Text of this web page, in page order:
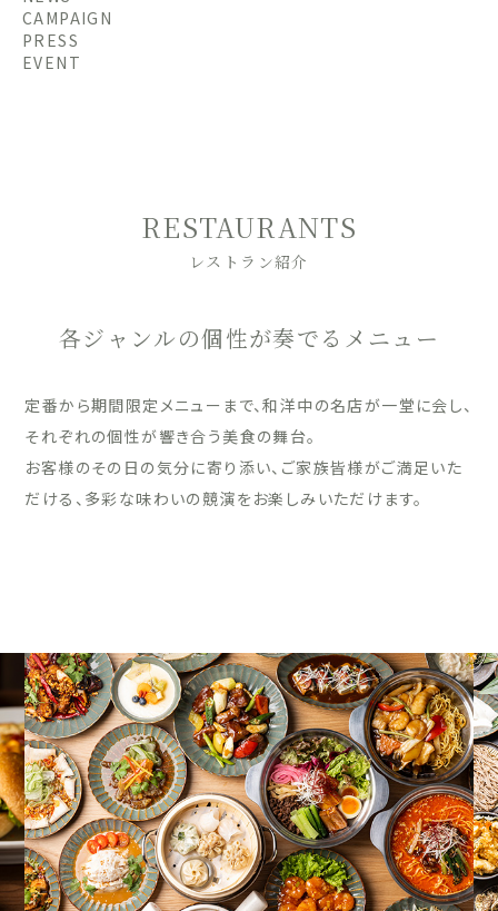
CAMPAIGN
PRESS
EVENT
RESTAURANTS
レストラン紹介
各ジャンルの個性が奏でるメニュー
定番から期間限定メニューまで、和洋中の名店が一堂に会し、
それぞれの個性が響き合う美食の舞台。
お客様のその日の気分に寄り添い、ご家族皆様がご満足いた
だける、多彩な味わいの競演をお楽しみいただけます。